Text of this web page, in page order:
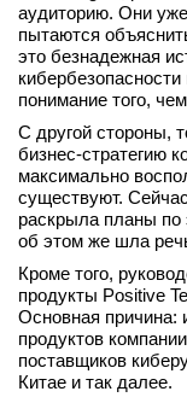
Интервью
телеграм
Стать
Вход
аудиторию. Они
пытаются
это безнадежная
понимание того,
С другой стороны,
бизнес-стратегию
максимально
существуют.
раскрыла планы по
об этом же шла
Кроме того,
продукты Positive
Основная причина:
продуктов
поставщиков
Китае и так далее.